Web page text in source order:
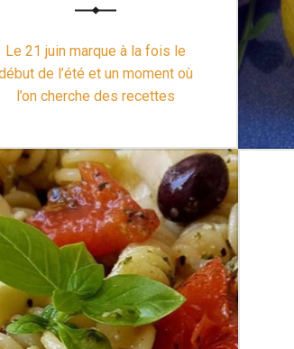
Le 21 juin marque à la fois le
de l’été et un moment où
l’on cherche des recettes
s’inscrit parfaitement dans cet
: un grand classique de la
cuisine …Lire la suite > “Saumon sauce gribiche : recette légère et facile pour l’été”